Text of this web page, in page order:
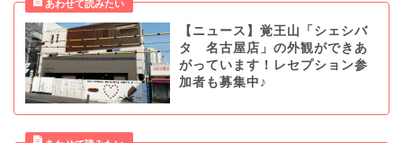
【ニュース】覚王山「シェシバ
タ 名古屋店」の外観ができあ
がっています！レセプション参
加者も募集中♪